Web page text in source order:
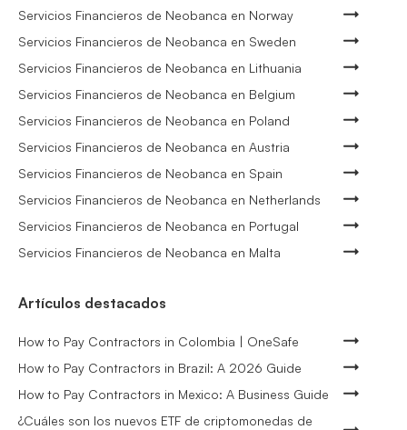
Servicios Financieros de Neobanca en Norway
Servicios Financieros de Neobanca en Sweden
Servicios Financieros de Neobanca en Lithuania
Servicios Financieros de Neobanca en Belgium
Servicios Financieros de Neobanca en Poland
Servicios Financieros de Neobanca en Austria
Servicios Financieros de Neobanca en Spain
Servicios Financieros de Neobanca en Netherlands
Servicios Financieros de Neobanca en Portugal
Servicios Financieros de Neobanca en Malta
Artículos destacados
How to Pay Contractors in Colombia | OneSafe
How to Pay Contractors in Brazil: A 2026 Guide
How to Pay Contractors in Mexico: A Business Guide
¿Cuáles son los nuevos ETF de criptomonedas de